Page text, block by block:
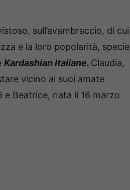
sull’avambraccio, di cui
e la loro popolarità, specie
Kardashian Italiane. Claudia,
vicino ai suoi amate
Beatrice, nata il 16 marzo